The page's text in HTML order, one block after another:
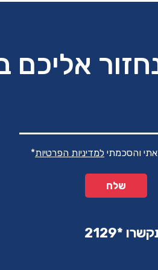
והסכמתי למדיניות הפרטיות*
‏*2129‏